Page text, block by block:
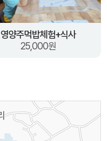
영양주먹밥체험+식사
25,000원